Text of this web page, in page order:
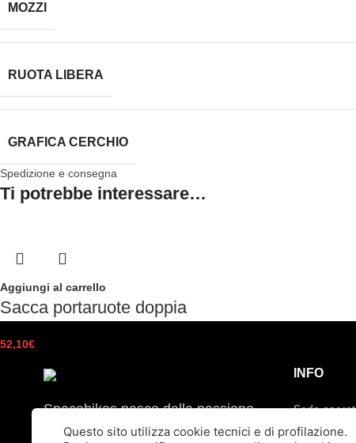
MOZZI
RUOTA LIBERA
GRAFICA CERCHIO
Spedizione e consegna
Ti potrebbe interessare…
Aggiungi al carrello
Sacca portaruote doppia
52,10€
Spacebikes nasce dalla passione
per la bici e dalla ricerca della
INFO
Sede
22070
Questo sito utilizza cookie tecnici e di profilazione.